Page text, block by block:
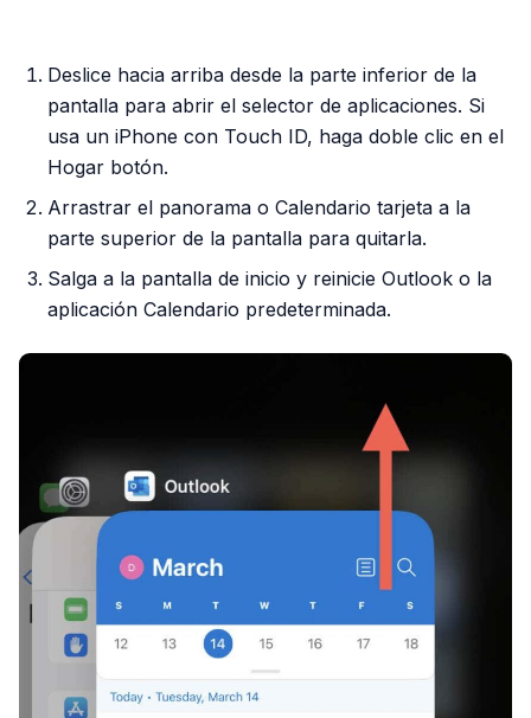
Deslice hacia arriba desde la parte inferior de la
pantalla para abrir el selector de aplicaciones. Si
usa un iPhone con Touch ID, haga doble clic en el
Hogar botón.
Arrastrar el panorama o Calendario tarjeta a la
parte superior de la pantalla para quitarla.
Salga a la pantalla de inicio y reinicie Outlook o la
aplicación Calendario predeterminada.